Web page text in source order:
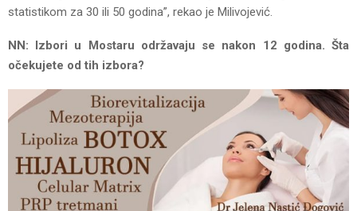
statistikom za 30 ili 50 godina”, rekao je Milivojević.
NN: Izbori u Mostaru održavaju se nakon 12 godina. Šta
očekujete od tih izbora?